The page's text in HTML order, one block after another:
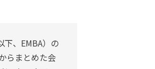
、EMBA）の
らまとめた会